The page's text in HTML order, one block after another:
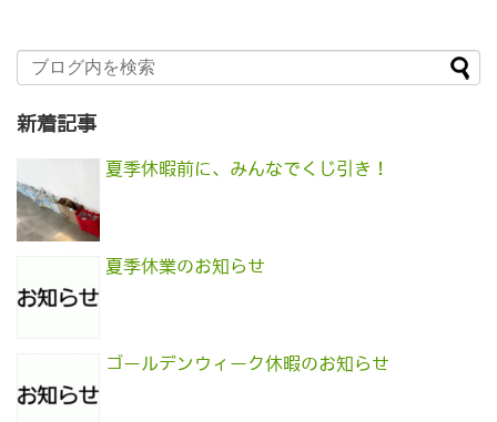
新着記事
夏季休暇前に、みんなでくじ引き！
夏季休業のお知らせ
ゴールデンウィーク休暇のお知らせ